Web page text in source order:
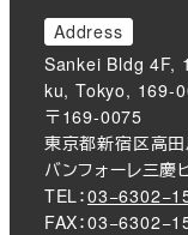
Address
Sankei Bldg 4F,
ku, Tokyo, 169-
〒169-0075
東京都新宿区高田
バンフォーレ三慶
TEL：
FAX：